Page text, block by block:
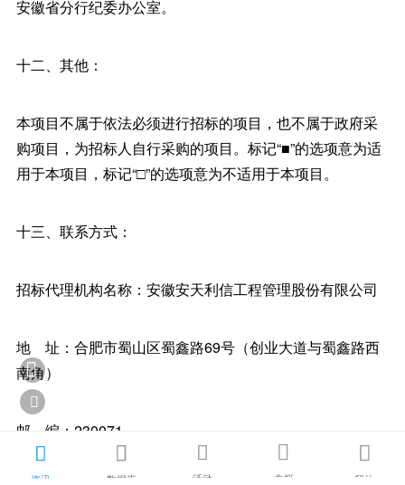
安徽省分行纪委办公室。
十二、其他：
本项目不属于依法必须进行招标的项目，也不属于政府采
购项目，为招标人自行采购的项目。标记“■”的选项意为适
用于本项目，标记“□”的选项意为不适用于本项目。
十三、联系方式：
招标代理机构名称：安徽安天利信工程管理股份有限公司
地 址：合肥市蜀山区蜀鑫路69号（创业大道与蜀鑫路西
南角）
邮 编：230071

资讯

数据库

活动

专栏

我的

